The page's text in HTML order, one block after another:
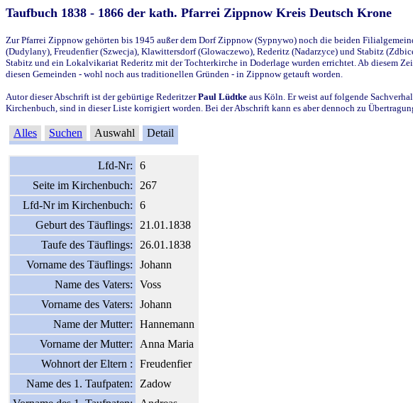
Taufbuch 1838 - 1866 der kath. Pfarrei Zippnow Kreis Deutsch Krone
Zur Pfarrei Zippnow gehörten bis 1945 außer dem Dorf Zippnow (Sypnywo) noch die beiden
(Dudylany), Freudenfier (Szwecja), Klawittersdorf (Glowaczewo), Rederitz (Nadarzyce) und Stabitz
Stabitz und ein Lokalvikariat Rederitz mit der Tochterkirche in Doderlage wurden errichtet. Ab diesem
diesen Gemeinden - wohl noch aus traditionellen Gründen - in Zippnow getauft worden.
Autor dieser Abschrift ist der gebürtige RederitzerPaul Lüdtke aus Köln. Er weist auf folgende
Kirchenbuch, sind in dieser Liste korrigiert worden. Bei der Abschrift kann es aber dennoch zu
Alles Suchen Auswahl Detail
Lfd-Nr:
6
Seite im Kirchenbuch:
267
Lfd-Nr im Kirchenbuch:
6
Geburt des Täuflings:
21.01.1838
Taufe des Täuflings:
26.01.1838
Vorname des Täuflings:
Johann
Name des Vaters:
Voss
Vorname des Vaters:
Johann
Name der Mutter:
Hannemann
Vorname der Mutter:
Anna Maria
Wohnort der Eltern :
Freudenfier
Name des 1. Taufpaten:
Zadow